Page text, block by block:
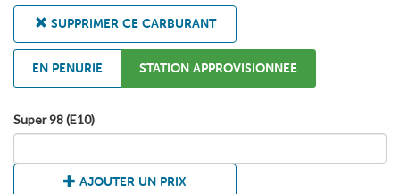
SUPPRIMER CE CARBURANT
EN PENURIE STATION APPROVISIONNEE
Super 98 (E10)
AJOUTER UN PRIX